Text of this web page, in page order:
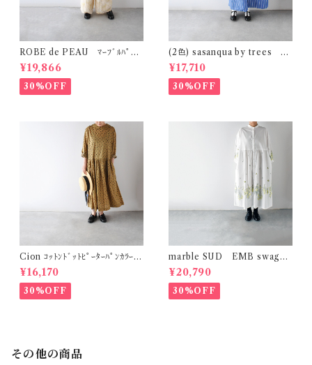
ROBE de PEAU ﾏｰﾌﾞﾙﾊﾟﾀｰ
ﾝ ﾜｲﾄﾞﾊﾟﾝﾂ (ｽｷﾝﾏｰﾌﾞﾙ(ｲｴﾛｰ系)
) R303
¥19,866
30%OFF
(2色) sasanqua by trees ｶｹ
ｱｲﾜﾝﾋﾟｰｽ AN-318
¥17,710
30%OFF
Cion ｺｯﾄﾝﾄﾞｯﾄﾋﾟｰﾀｰﾊﾟﾝｶﾗｰﾜﾝ
ﾋﾟｰｽ (ｵﾘｰﾌﾞﾌﾞﾗｳﾝ) 19-2525
9
¥16,170
30%OFF
marble SUD EMB swag
(綿) ｼｬﾂﾜﾝﾋﾟｰｽ (ﾎﾜｲﾄ)
¥20,790
30%OFF
その他の商品